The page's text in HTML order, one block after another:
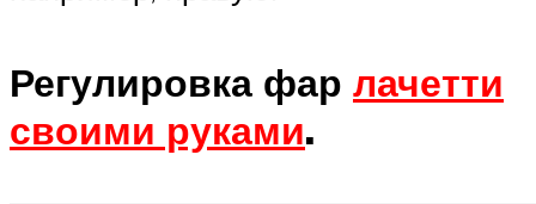
Регулировка фар лачетти
своими руками.